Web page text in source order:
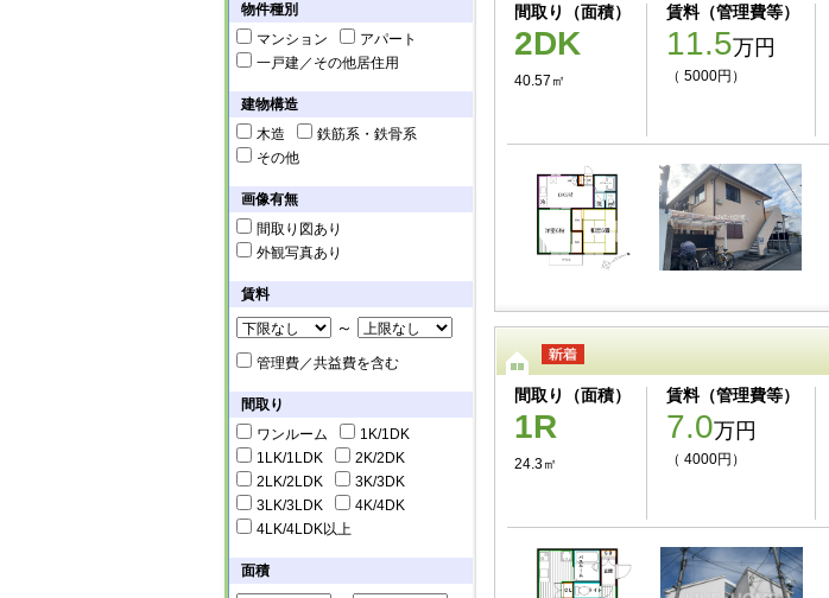
物件種別
マンション
アパート
一戸建／その他居住用
建物構造
木造
鉄筋系・鉄骨系
その他
画像有無
間取り図あり
外観写真あり
賃料
～
管理費／共益費を含む
間取り
ワンルーム
1K/1DK
1LK/1LDK
2K/2DK
2LK/2LDK
3K/3DK
3LK/3LDK
4K/4DK
4LK/4LDK以上
面積
間取り（面積）
2DK
40.57㎡
賃料（管理費等）
11.5万円
（ 5000円）
間取り（面積）
1R
24.3㎡
賃料（管理費等）
7.0万円
（ 4000円）